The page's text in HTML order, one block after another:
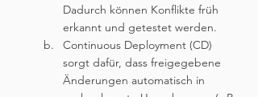
Dadurch können Konflikte früh
erkannt und getestet werden.
Continuous Deployment (CD)
sorgt dafür, dass freigegebene
Änderungen automatisch in